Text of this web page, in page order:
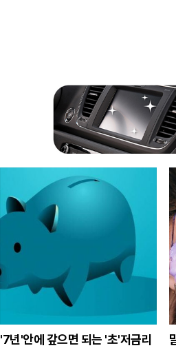
'7년'안에 갚으면 되는 '초'저금리